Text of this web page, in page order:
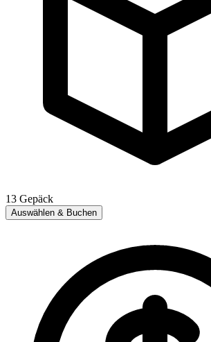
13 Gepäck
Auswählen & Buchen